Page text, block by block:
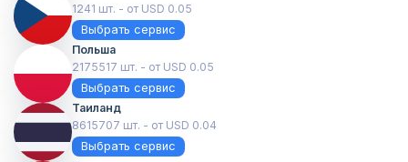
1241 шт. - от USD 0.05
Выбрать сервис
Польша
2175517 шт. - от USD 0.05
Выбрать сервис
Таиланд
8615707 шт. - от USD 0.04
Выбрать сервис